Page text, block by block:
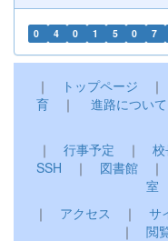
0 4 0 1 5 0 7
｜ トップページ
育 ｜ 進路について
｜ 行事予定 ｜
SSH ｜ 図書館 ｜
室
｜ アクセス ｜ サ
｜ 閲